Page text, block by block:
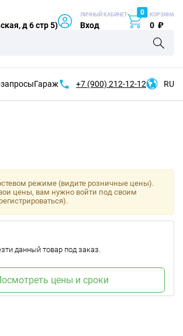
д 6 стр 5)
ЛИЧНЫЙ КАБИНЕТ
Вход
0 КОРЗИНА
0 ₽
Гараж +7 (900) 212-12-12 RU
режиме (видите розничные цены).
цены, вам нужно войти под своим
данный товар под заказ.
цены и сроки